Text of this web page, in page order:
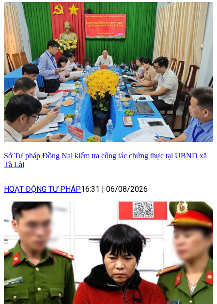
Sở Tư pháp Đồng Nai kiểm tra công tác chứng thực tại UBND xã
Tà Lài
HOẠT ĐỘNG TƯ PHÁP16:31 06/08/2026